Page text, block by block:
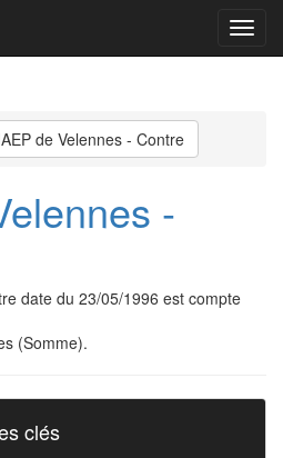
Menu
de Velennes - Contre
-
date du 23/05/1996 est compte
(Somme).
clés